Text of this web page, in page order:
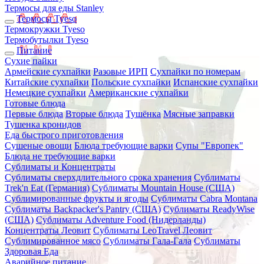
Термосы для еды Stanley
Термосы Tyeso
Термокружки Tyeso
Термобутылки Tyeso
Питание
Сухие пайки
Армейские сухпайки Разовые ИРП Сухпайки по номерам
Китайские сухпайки Польские сухпайки Испанские сухпайки
Немецкие сухпайки Американские сухпайки
Готовые блюда
Первые блюда Вторые блюда Тушёнка Мясные заправки
Тушенка кронидов
Еда быстрого приготовления
Сушеные овощи Блюда требующие варки Супы "Европек"
Блюда не требующие варки
Сублиматы и Концентраты
Сублиматы сверхдлительного срока хранения Сублиматы
Trek'n Eat (Германия) Сублиматы Mountain House (США)
Сублимированные фрукты и ягоды Сублиматы Cabra Montana
Сублиматы Backpacker's Pantry (США) Сублиматы ReadyWise
(США) Сублиматы Adventure Food (Нидерланды)
Концентраты Леовит Сублиматы LeoTravel Леовит
Сублимированное мясо Сублиматы Гала-Гала Сублиматы
Здоровая Еда